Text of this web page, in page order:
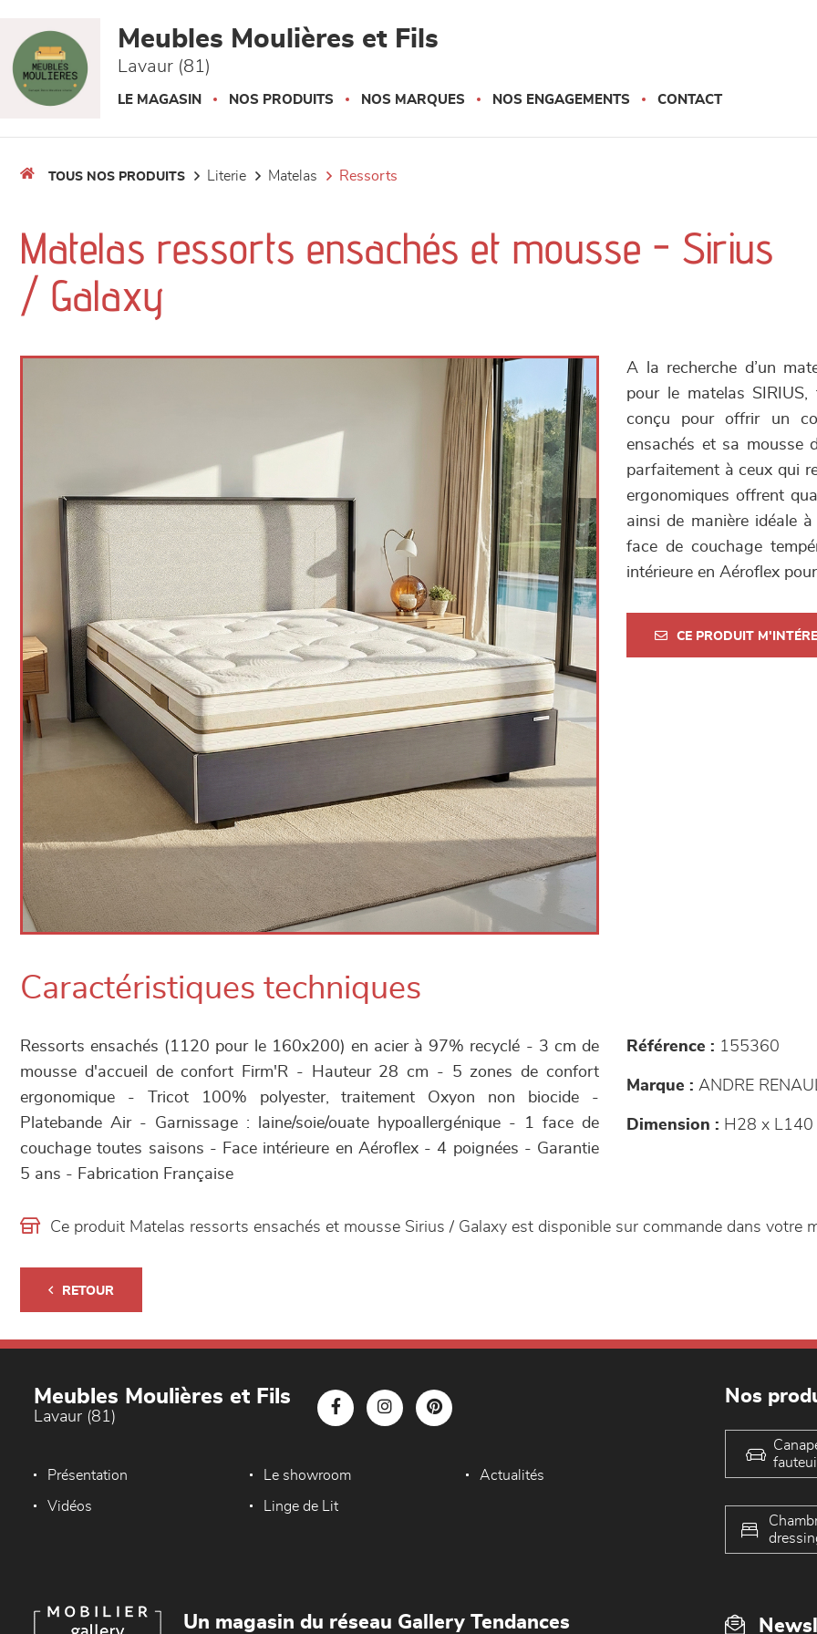
Meubles Moulières et Fils
Lavaur (81)
LE MAGASIN NOS PRODUITS NOS MARQUES NOS ENGAGEMENTS CONTACT
TOUS NOS PRODUITS literie matelas ressorts
Matelas ressorts ensachés et mousse - Sirius
/ Galaxy
A la recherche d’un
pour le matelas
conçu pour offrir un
ensachés et sa mousse
parfaitement à ceux qui
ergonomiques offrent
ainsi de manière idéale
face de couchage
intérieure en Aéroflex
CE PRODUIT
Caractéristiques techniques
Ressorts ensachés (1120 pour le 160x200) en acier à 97% recyclé - 3 cm de
mousse d'accueil de confort Firm'R - Hauteur 28 cm - 5 zones de confort
ergonomique - Tricot 100% polyester, traitement Oxyon non biocide -
Platebande Air - Garnissage : laine/soie/ouate hypoallergénique - 1 face de
couchage toutes saisons - Face intérieure en Aéroflex - 4 poignées - Garantie
5 ans - Fabrication Française
Référence : 155360
Marque : ANDRE
Dimension : H28 x L140
Ce produit Matelas ressorts ensachés et mousse Sirius / Galaxy est disponible sur commande dans votre
RETOUR
Meubles Moulières et Fils
Lavaur (81)
Présentation Le showroom Actualités
Vidéos Linge de Lit
Nos
Un magasin du réseau Gallery Tendances